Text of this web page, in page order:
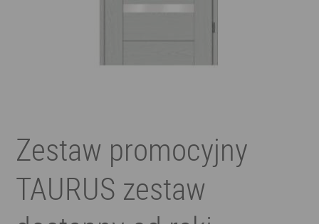
Zestaw promocyjny
TAURUS zestaw